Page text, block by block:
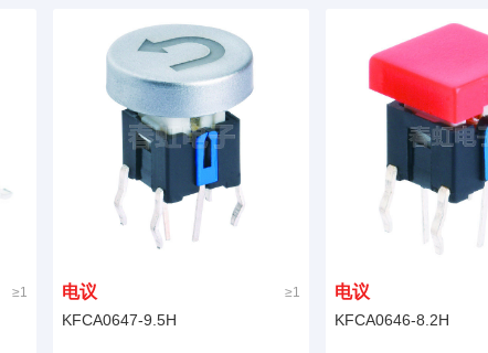
≥1 电议 ≥1
KFCA0647-9.5H
电议
KFCA0646-8.2H